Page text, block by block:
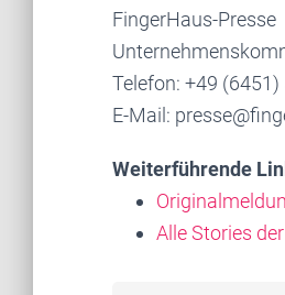
FingerHaus-Presse
Telefon: +49 (6451)
E-Mail:
Weiterführende
Alle Stories